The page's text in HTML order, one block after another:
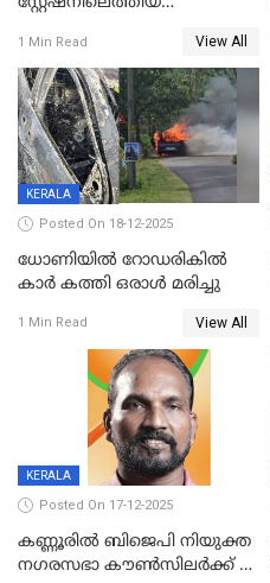
കരണത്തടിച്ചു; CC ടിവി
ദൃശ്യങ്ങൾ പുറത്ത്
1 Min Read View All
KERALA
Posted On 18-12-2025
ധോണിയിൽ റോഡരികിൽ
കാർ കത്തി ഒരാൾ മരിച്ചു
1 Min Read View All
KERALA
Posted On 17-12-2025
കണ്ണൂരിൽ ബിജെപി നിയുക്ത
നഗരസഭാ കൗൺസിലർക്ക് 36